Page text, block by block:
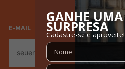
E-MAIL
mail